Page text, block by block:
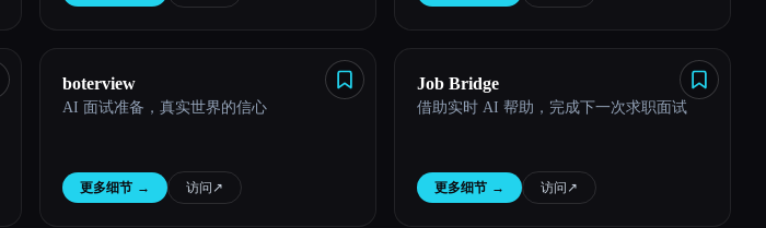
boterview
AI 面试准备，真实世界的信心
更多细节 → 访问 ↗︎
Job Bridge
借助实时 AI 帮助，完成下一次求职面试
更多细节 → 访问 ↗︎